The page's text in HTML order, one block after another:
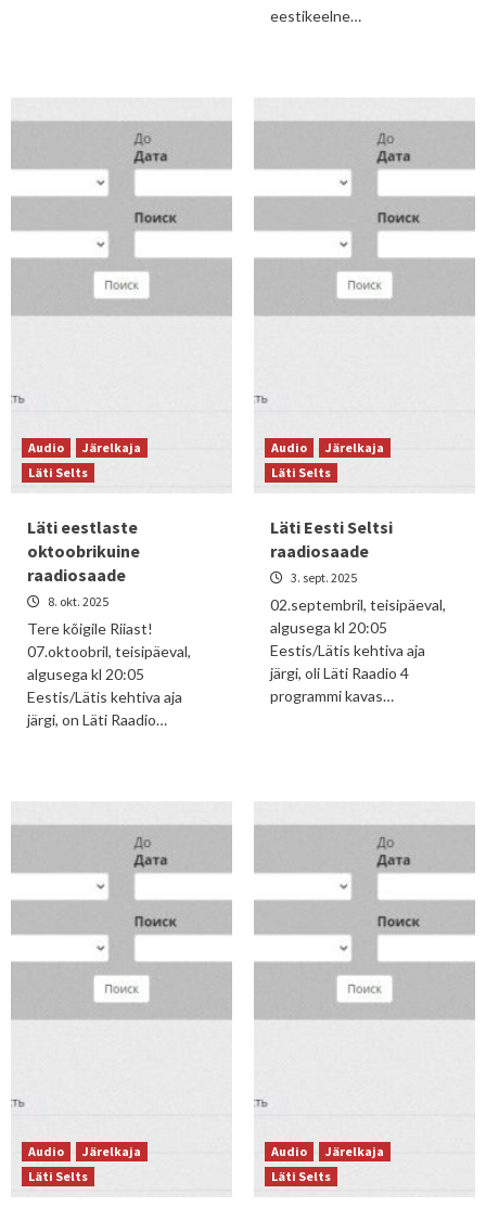
eestikeelne…
Audio
Järelkaja
Läti Selts
Läti eestlaste
oktoobrikuine
raadiosaade
8. okt. 2025
Tere kõigile Riiast!
07.oktoobril, teisipäeval,
algusega kl 20:05
Eestis/Lätis kehtiva aja
järgi, on Läti Raadio…
Audio
Järelkaja
Läti Selts
Läti Eesti Seltsi
raadiosaade
3. sept. 2025
02.septembril, teisipäeval,
algusega kl 20:05
Eestis/Lätis kehtiva aja
järgi, oli Läti Raadio 4
programmi kavas…
Audio
Järelkaja
Läti Selts
Audio
Järelkaja
Läti Selts